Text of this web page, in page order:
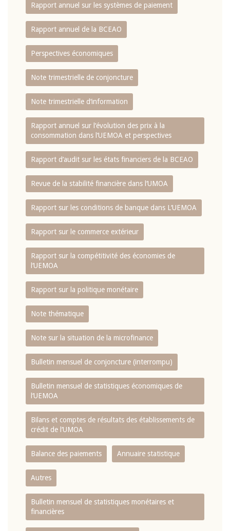
Rapport annuel sur les systèmes de paiement
Rapport annuel de la BCEAO
Perspectives économiques
Note trimestrielle de conjoncture
Note trimestrielle d‘information
Rapport annuel sur l‘évolution des prix à la
consommation dans l‘UEMOA et perspectives
Rapport d‘audit sur les états financiers de la BCEAO
Revue de la stabilité financière dans l‘UMOA
Rapport sur les conditions de banque dans L‘UEMOA
Rapport sur le commerce extérieur
Rapport sur la compétitivité des économies de
l‘UEMOA
Rapport sur la politique monétaire
Note thématique
Note sur la situation de la microfinance
Bulletin mensuel de conjoncture (interrompu)
Bulletin mensuel de statistiques économiques de
l‘UEMOA
Bilans et comptes de résultats des établissements de
crédit de l‘UMOA
Balance des paiements Annuaire statistique
Autres
Bulletin mensuel de statistiques monétaires et
financières